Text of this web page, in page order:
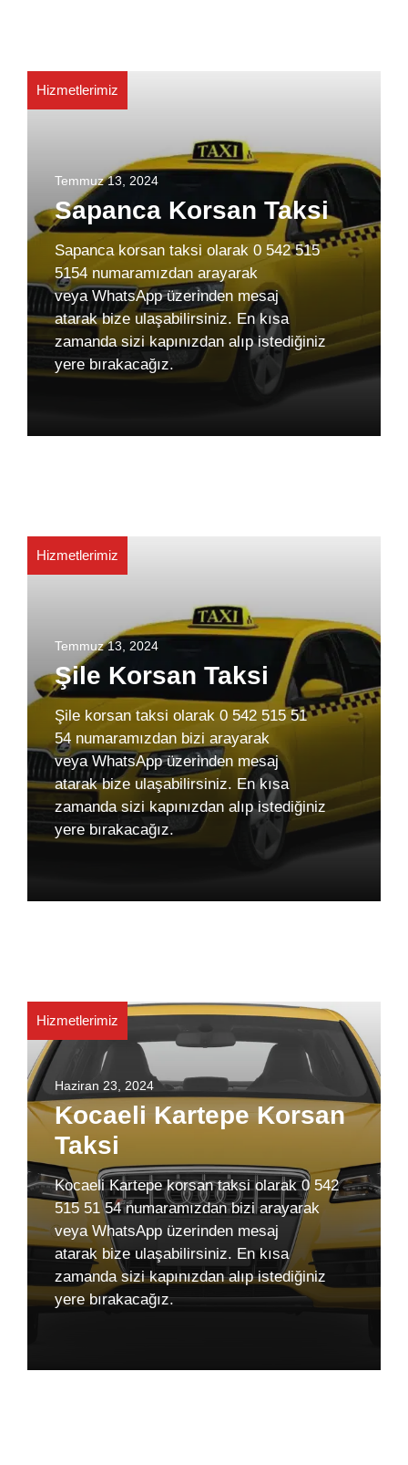
Hizmetlerimiz
Temmuz 13, 2024
Sapanca Korsan Taksi
Sapanca korsan taksi olarak 0 542 515
5154 numaramızdan arayarak
veya WhatsApp üzerinden mesaj
atarak bize ulaşabilirsiniz. En kısa
zamanda sizi kapınızdan alıp istediğiniz
yere bırakacağız.
Hizmetlerimiz
Temmuz 13, 2024
Şile Korsan Taksi
Şile korsan taksi olarak 0 542 515 51
54 numaramızdan bizi arayarak
veya WhatsApp üzerinden mesaj
atarak bize ulaşabilirsiniz. En kısa
zamanda sizi kapınızdan alıp istediğiniz
yere bırakacağız.
Hizmetlerimiz
Haziran 23, 2024
Kocaeli Kartepe Korsan
Taksi
Kocaeli Kartepe korsan taksi olarak 0 542
515 51 54 numaramızdan bizi arayarak
veya WhatsApp üzerinden mesaj
atarak bize ulaşabilirsiniz. En kısa
zamanda sizi kapınızdan alıp istediğiniz
yere bırakacağız.